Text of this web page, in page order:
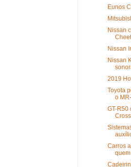
Eunos
Nissan
Nissan
Nissan
2019
Toyota
o
GT-R50
Carros